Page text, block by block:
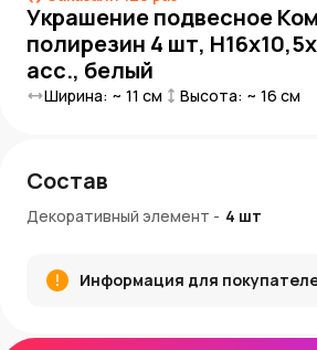
Украшение подвесное
полирезин 4 шт,
асс., белый
Ширина: ~ 11 см Высота: ~ 16 см
Состав
Декоративный элемент - 4 шт
Информация для